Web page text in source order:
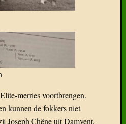
merries voortbrengen.
kunnen de fokkers niet
Joseph Chêne uit Damvent,